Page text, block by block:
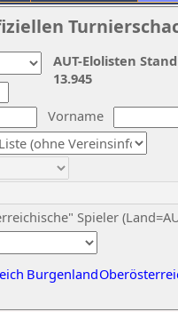
Vorname
Spieler
Burgenland
AUT-Elolisten
13.945